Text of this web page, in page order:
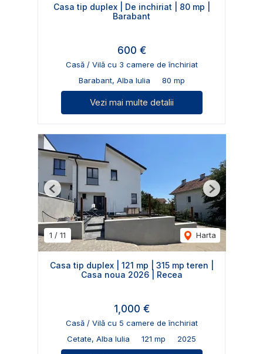
Casa tip duplex | De inchiriat | 80 mp |
Barabant
600 €
Casă / Vilă cu 3 camere de închiriat
Barabant, Alba Iulia
80 mp
Vezi mai multe detalii
1 / 11 Harta
Previous Next
Casa tip duplex | 121 mp | 315 mp teren |
Casa noua 2026 | Recea
1,000 €
Casă / Vilă cu 5 camere de închiriat
Cetate, Alba Iulia
121 mp 2025